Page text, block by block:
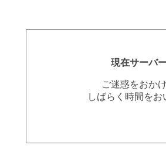
現在サーバ
ご迷惑をおか
しばらく時間を